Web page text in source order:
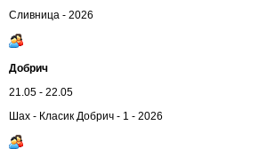
Сливница - 2026
Добрич
21.05 - 22.05
Шах - Класик Добрич - 1 - 2026